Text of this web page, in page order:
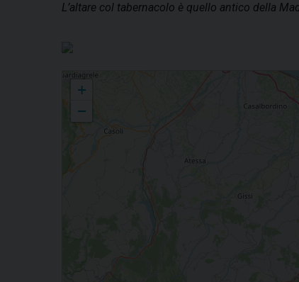
L’altare col tabernacolo è quello antico della
Sacro Cuore di Gesù
+
−